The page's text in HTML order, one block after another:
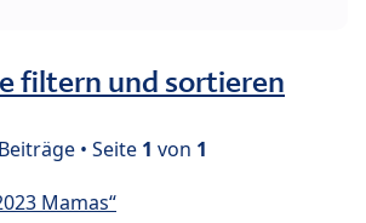
filtern und sortieren
• Seite 1 von 1
Mamas“